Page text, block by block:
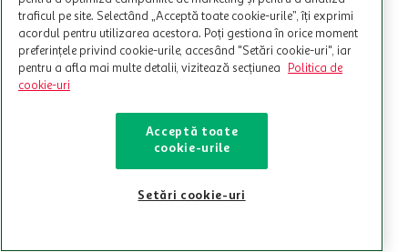
traficul pe site. Selectând „Acceptă toate cookie-urile”, îți exprimi
acordul pentru utilizarea acestora. Poți gestiona în orice moment
preferințele privind cookie-urile, accesând "Setări cookie-uri", iar
pentru a afla mai multe detalii, vizitează secțiunea
Politica de
cookie-uri
Acceptă toate
cookie-urile
Setări cookie-uri